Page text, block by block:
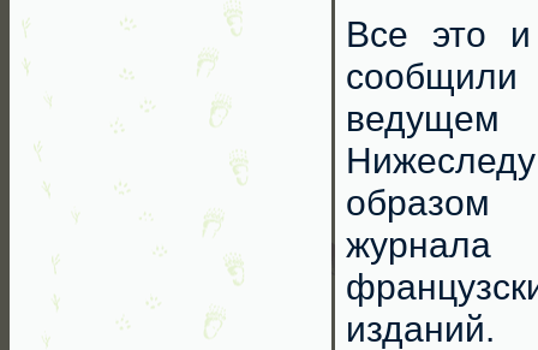
Все это и
ведущем
образом
журнала
изданий.